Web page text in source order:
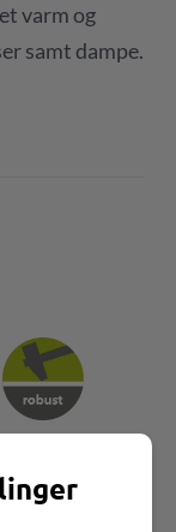
varm og
samt dampe.